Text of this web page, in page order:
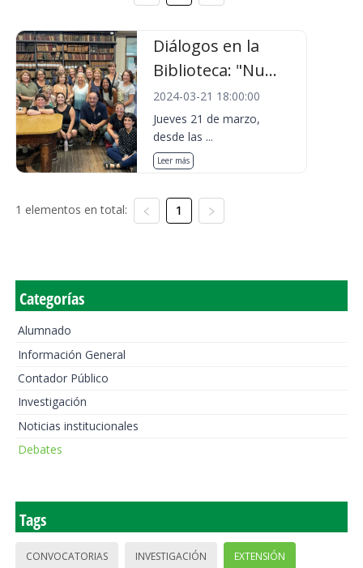
Diálogos en la
Biblioteca: "Nu...
2024-03-21 18:00:00
Jueves 21 de marzo,
desde las ...
Leer más
1 elementos en total: 1
Categorías
Alumnado
Información General
Contador Público
Investigación
Noticias institucionales
Debates
Tags
CONVOCATORIAS INVESTIGACIÓN EXTENSIÓN